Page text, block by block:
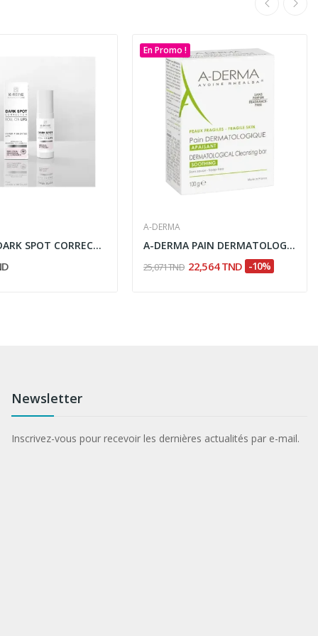
K-REINE DARK SPOT CORRECTOR ROLL ON LIPS 20ML
En Promo !
A-DERMA
A-DERMA PAIN DERMATOLOGIQUE APAISANT 100G
25,071 TND 22,564 TND -10%
Newsletter
Inscrivez-vous pour recevoir les dernières actualités par e-mail.